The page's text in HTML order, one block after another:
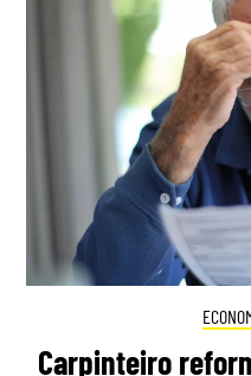
Carpinteiro